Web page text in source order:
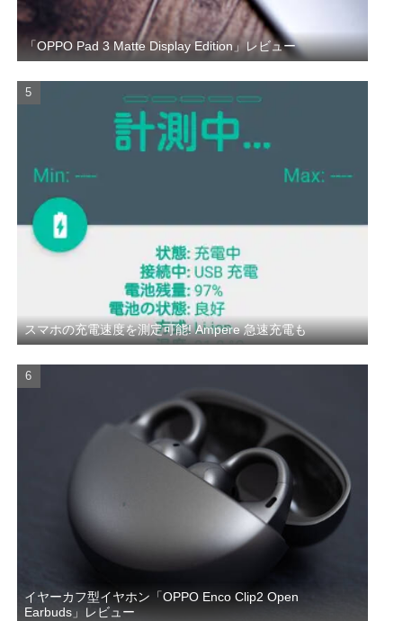
「OPPO Pad 3 Matte Display Edition」レビュー
スマホの充電速度を測定可能! Ampere 急速充電も
イヤーカフ型イヤホン「OPPO Enco Clip2 Open
Earbuds」レビュー